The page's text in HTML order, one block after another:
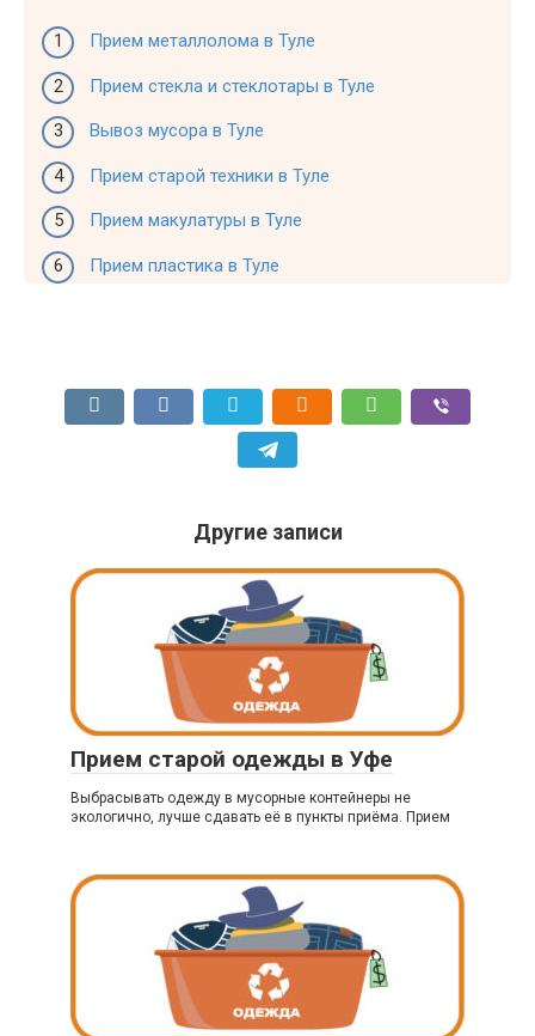
Прием металлолома в Туле
Прием стекла и стеклотары в Туле
Вывоз мусора в Туле
Прием старой техники в Туле
Прием макулатуры в Туле
Прием пластика в Туле
Другие записи
Прием старой одежды в Уфе
Выбрасывать одежду в мусорные контейнеры не
экологично, лучше сдавать её в пункты приёма. Прием